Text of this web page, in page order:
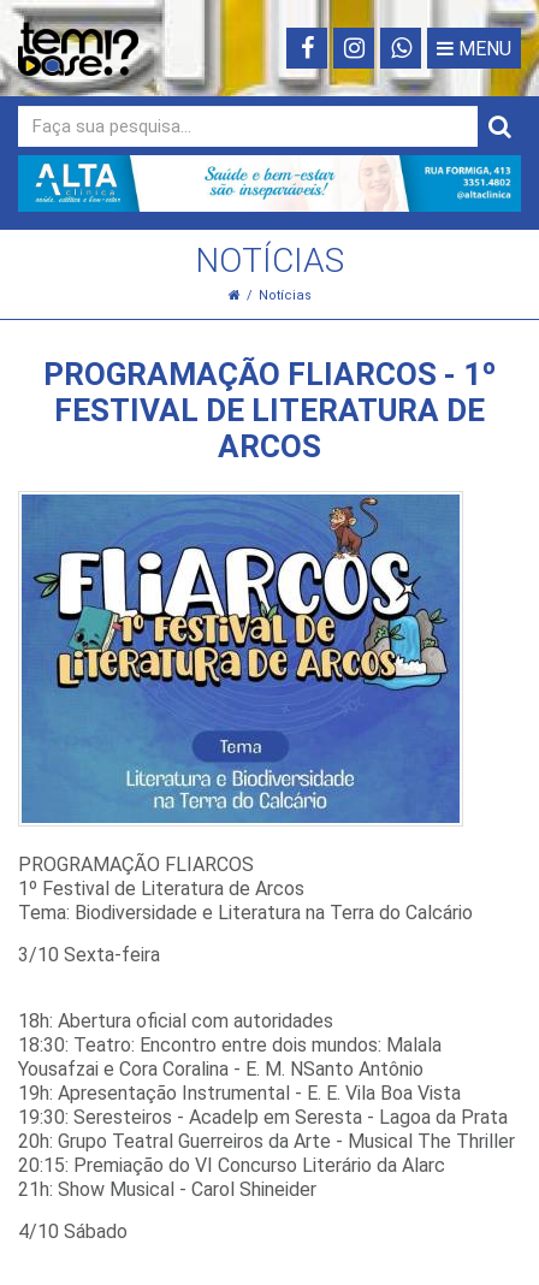
MENU
NOTÍCIAS
Notícias
PROGRAMAÇÃO FLIARCOS - 1º
FESTIVAL DE LITERATURA DE
ARCOS
PROGRAMAÇÃO FLIARCOS
1º Festival de Literatura de Arcos
Tema: Biodiversidade e Literatura na Terra do Calcário
3/10 Sexta-feira
18h: Abertura oficial com autoridades
18:30: Teatro: Encontro entre dois mundos: Malala
Yousafzai e Cora Coralina - E. M. NSanto Antônio
19h: Apresentação Instrumental - E. E. Vila Boa Vista
19:30: Seresteiros - Acadelp em Seresta - Lagoa da Prata
20h: Grupo Teatral Guerreiros da Arte - Musical The Thriller
20:15: Premiação do VI Concurso Literário da Alarc
21h: Show Musical - Carol Shineider
4/10 Sábado